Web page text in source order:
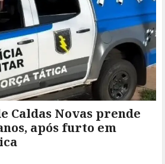
Caldas Novas prende
após furto em